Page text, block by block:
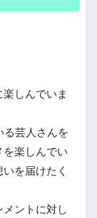
しんでいま
る芸人さんを
を楽しんでい
を届けたく
ントに対し